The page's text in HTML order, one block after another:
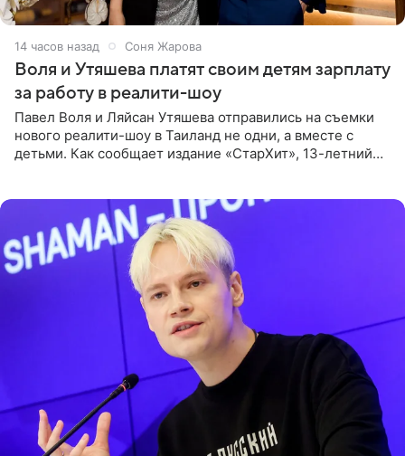
14 часов назад Соня Жарова
Воля и Утяшева платят своим детям зарплату
за работу в реалити-шоу
Павел Воля и Ляйсан Утяшева отправились на съемки
нового реалити-шоу в Таиланд не одни, а вместе с
детьми. Как сообщает издание «СтарХит», 13-летний